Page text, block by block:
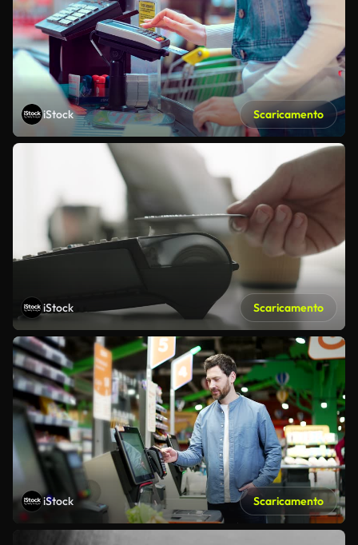
iStock Scaricamento
iStock Scaricamento
iStock Scaricamento